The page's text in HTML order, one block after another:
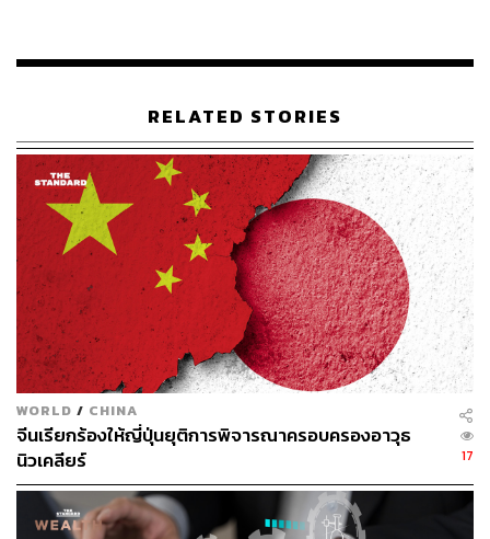
(Satellite constellation) ขึ้นไปโคจร ปัจจุบัน NASA กำลัง
ทดสอบเทคโนโลยีเลเซอร์สำหรับการวัดลม 3 มิติจากอวกาศ
ความร่วมมือระหว่าง HKUST และ Chang Guang Satellite
Technology ซึ่งเป็นบริษัทดาวเทียมเชิงพาณิชย์แห่งแรกของ
จีน ที่ได้รับการสนับสนุนจากรัฐบาลมณฑลจี๋หลิน ถือเป็น
กุญแจสำคัญ โดย Stellerus ได้จ่ายค่าลิขสิทธิ์ให้กับ
มหาวิทยาลัยเพื่อเข้าถึงข้อมูลดาวเทียมและอัลกอริทึม ซึ่งได้
มาจาก ภาพถ่ายดาวเทียมความละเอียดสูง (ความละเอียดจุด
ภาพ 0.5 เมตร)
เดวิด หลิว (David Liu) ซีอีโอของ Stellerus กล่าวว่าบริษัทซึ่ง
ตั้งอยู่ใน Hong Kong Science and Technology Park ได้
ระดมทุนไปแล้วหลายสิบล้านดอลลาร์ และตั้งเป้าที่จะส่ง
ดาวเทียมคู่แรกขึ้นสู่วงโคจรภายใน 18 เดือนข้างหน้า ตาม
มาด้วยอีก 5 ดวงในลำดับถัดไป
RELATED STORIES
WORLD / CHINA
จีนเรียกร้องให้ญี่ปุ่นยุติการพิจารณาครอบครองอาวุธ
นิวเคลียร์
17